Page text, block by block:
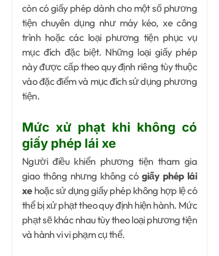
còn có giấy phép dành cho một số phương
tiện chuyên dụng như máy kéo, xe công
trình hoặc các loại phương tiện phục vụ
mục đích đặc biệt. Những loại giấy phép
này được cấp theo quy định riêng tùy thuộc
vào đặc điểm và mục đích sử dụng phương
tiện.
Mức xử phạt khi không có
giấy phép lái xe
Người điều khiển phương tiện tham gia
giao thông nhưng không có giấy phép lái
xehoặc sử dụng giấy phép không hợp lệ có
thể bị xử phạt theo quy định hiện hành. Mức
phạt sẽ khác nhau tùy theo loại phương tiện
và hành vi vi phạm cụ thể.